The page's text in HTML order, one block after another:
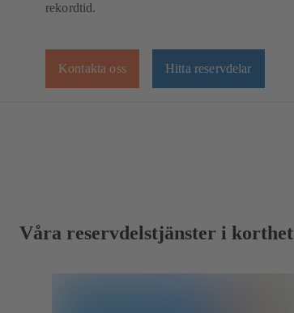
rekordtid.
Kontakta oss Hitta reservdelar
Våra reservdelstjänster i korthet